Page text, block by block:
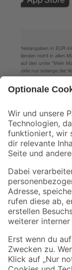
Alle Preisangaben in EUR
Umständen nicht in allen
sich auf den unter "Mein
Produkte nur solange der
*Paketversand ab 59 €
fallen zusätzliche
Datenschutz
Nutzungsbedingungen
Barrierefreiheit
© 2026 toom